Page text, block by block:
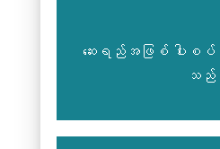
ဆေးရည်အဖြစ် ပါးစ
သည်